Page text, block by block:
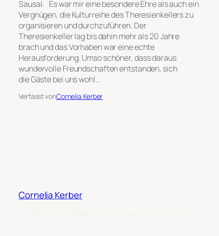
Sausal: Es war mir eine besondere Ehre als auch ein
Vergnügen, die Kulturreihe des Theresienkellers zu
organisieren und durchzuführen. Der
Theresienkeller lag bis dahin mehr als 20 Jahre
brach und das Vorhaben war eine echte
Herausforderung. Umso schöner, dass daraus
wundervolle Freundschaften entstanden, sich
die Gäste bei uns wohl…
Verfasst vonCornelia Kerber
Cornelia Kerber